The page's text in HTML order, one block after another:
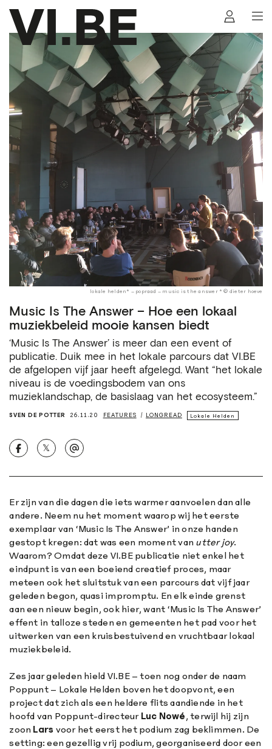
lokale helden* – popraad – music is the answer * © dieter hoeve
Music Is The Answer – Hoe een lokaal
muziekbeleid mooie kansen biedt
‘Music Is The Answer’ is meer dan een event of
publicatie. Duik mee in het lokale parcours dat VI.BE
de afgelopen vijf jaar heeft afgelegd. Want “het lokale
niveau is de voedingsbodem van ons
muzieklandschap, de basislaag van het ecosysteem.”
SVEN DE POTTER 26.11.20 FEATURES LONGREAD Lokale Helden
𝕏
Er zijn van die dagen die iets warmer aanvoelen dan alle
andere. Neem nu het moment waarop wij het eerste
exemplaar van ‘Music Is The Answer’ in onze handen
gestopt kregen: dat was een moment van utter joy.
Waarom? Omdat deze VI.BE publicatie niet enkel het
eindpunt is van een boeiend creatief proces, maar
meteen ook het sluitstuk van een parcours dat vijf jaar
geleden begon, quasi impromptu. En elk einde grenst
aan een nieuw begin, ook hier, want ‘Music Is The Answer’
effent in talloze steden en gemeenten het pad voor het
uitwerken van een kruisbestuivend en vruchtbaar lokaal
muziekbeleid.
Zes jaar geleden hield VI.BE – toen nog onder de naam
Poppunt – Lokale Helden boven het doopvont, een
project dat zich als een heldere flits aandiende in het
hoofd van Poppunt-directeur Luc Nowé, terwijl hij zijn
zoon Lars voor het eerst het podium zag beklimmen. De
setting: een gezellig vrij podium, georganiseerd door een